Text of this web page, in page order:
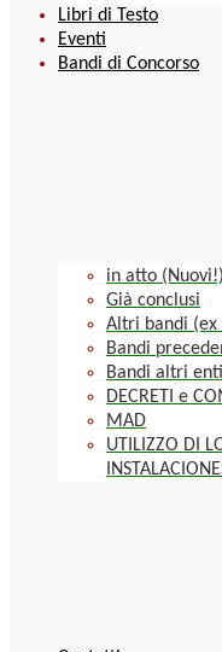
Libri di Testo
Eventi
Bandi di Concorso
in atto (Nuovi!)
Già conclusi
Altri bandi (ex
Bandi
Bandi altri enti
DECRETI e
MAD
UTILIZZO DI